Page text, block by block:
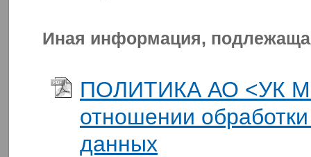
Иная информация,
ПОЛИТИКА АО <УК
отношении
данных